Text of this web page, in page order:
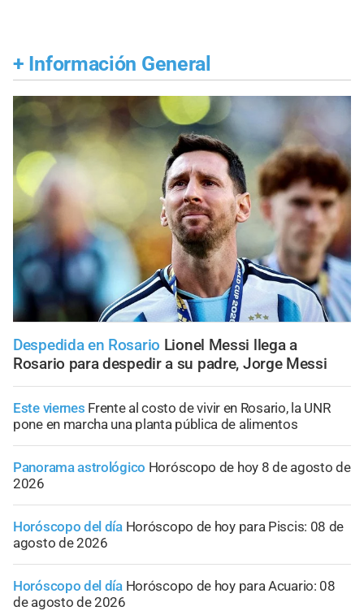
+ Información General
Despedida en Rosario Lionel Messi llega a
Rosario para despedir a su padre, Jorge Messi
Este viernes Frente al costo de vivir en Rosario, la UNR
pone en marcha una planta pública de alimentos
Panorama astrológico Horóscopo de hoy 8 de agosto de
2026
Horóscopo del día Horóscopo de hoy para Piscis: 08 de
agosto de 2026
Horóscopo del día Horóscopo de hoy para Acuario: 08
de agosto de 2026